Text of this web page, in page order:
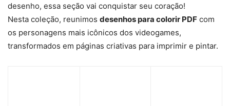
desenho, essa seção vai conquistar seu coração!
Nesta coleção, reunimos desenhos para colorir PDF com
os personagens mais icônicos dos videogames,
transformados em páginas criativas para imprimir e pintar.